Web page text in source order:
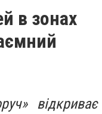
в зонах
відкриває